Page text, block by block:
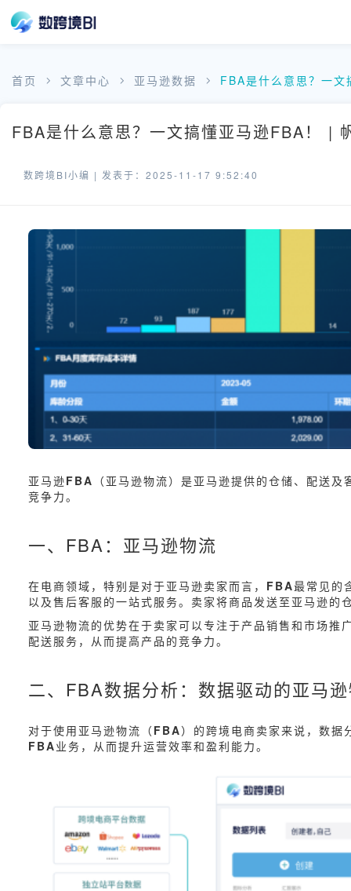
首页 文章中心 亚马逊数据 FBA是什么意思？一
FBA是什么意思？一文搞懂亚马逊FBA！ |
数跨境BI小编 | 发表于：2025-11-17 9:52:40
亚马逊FBA （亚马逊物流）是亚马逊提供的仓储、配送
竞争力。
一、FBA：亚马逊物流
在电商领域，特别是对于亚马逊卖家而言， FBA最常见的
以及售后客服的一站式服务。卖家将商品发送至亚马逊
亚马逊物流的优势在于卖家可以专注于产品销售和市场
配送服务，从而提高产品的竞争力。
二、FBA数据分析：数据驱动的亚马
对于使用亚马逊物流（ FBA）的跨境电商卖家来说，数
FBA业务，从而提升运营效率和盈利能力。